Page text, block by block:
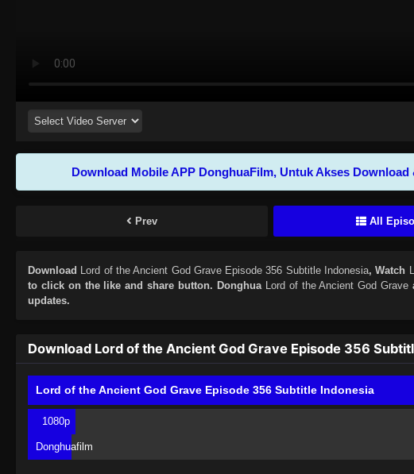
Download Mobile APP DonghuaFilm, Untuk Akses
Prev All
Download Lord of the Ancient God Grave Episode 356 Subtitle Indonesia, Watch
to click on the like and share button. Donghua
Lord of the Ancient God Grave
updates.
Download Lord of the Ancient God Grave Episode 356
Lord of the Ancient God Grave Episode 356 Subtitle Indonesia
1080p
Donghuafilm